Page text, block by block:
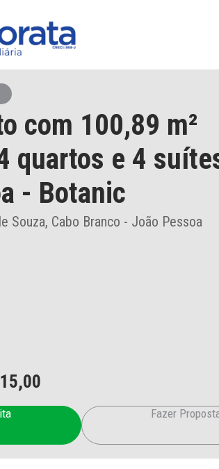
com 100,89 m²
quartos e 4
- Botanic
Souza, Cabo Branco - João Pessoa
Fazer